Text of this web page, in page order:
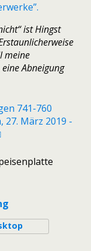
ist Hingst
meine
Abneigung
741-760
27. März 2019 -